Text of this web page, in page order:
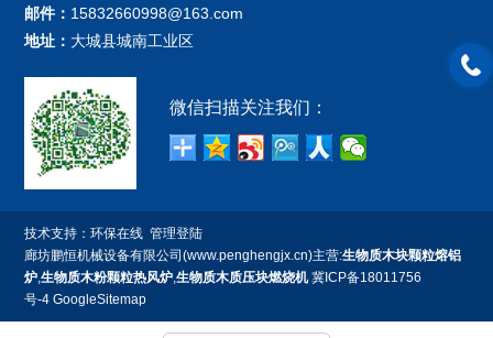
邮件： 15832660998@163.com
地址： 大城县城南工业区
微信扫描关注我们：
技术支持：环保在线 管理登陆
廊坊鹏恒机械设备有限公司(www.penghengjx.cn)主营:生物质木块颗粒熔铝
炉 ,生物质木粉颗粒热风炉 ,生物质木质压块燃烧机 冀ICP备18011756
号-4 GoogleSitemap